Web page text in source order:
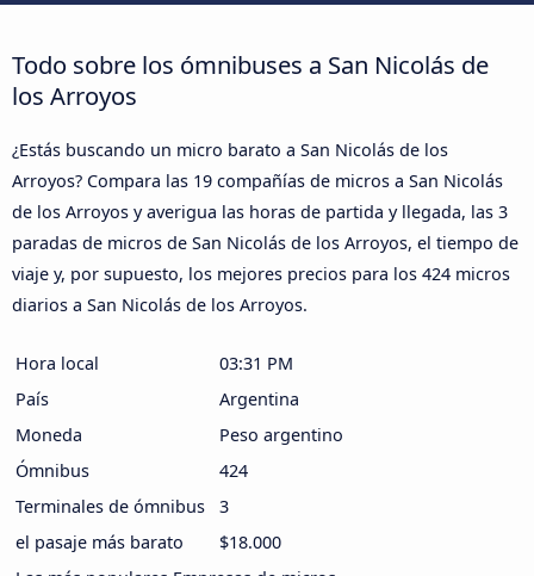
Todo sobre los ómnibuses a San Nicolás de
los Arroyos
¿Estás buscando un micro barato a San Nicolás de los
Arroyos? Compara las 19 compañías de micros a San Nicolás
de los Arroyos y averigua las horas de partida y llegada, las 3
paradas de micros de San Nicolás de los Arroyos, el tiempo de
viaje y, por supuesto, los mejores precios para los 424 micros
diarios a San Nicolás de los Arroyos.
Hora local
03:31 PM
País
Argentina
Moneda
Peso argentino
Ómnibus
424
Terminales de ómnibus
3
el pasaje más barato
$18.000